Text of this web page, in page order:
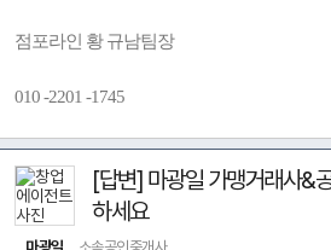
점포라인 황 규남팀장
010 -2201 -1745
[답변] 마광일 가맹거래사&
하세요